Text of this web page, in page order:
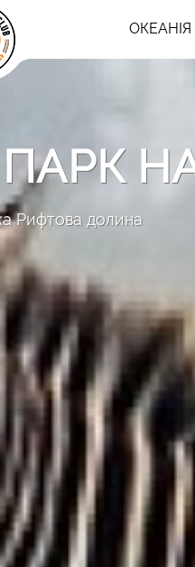
ОКЕАНІЯ
Рифтова долина